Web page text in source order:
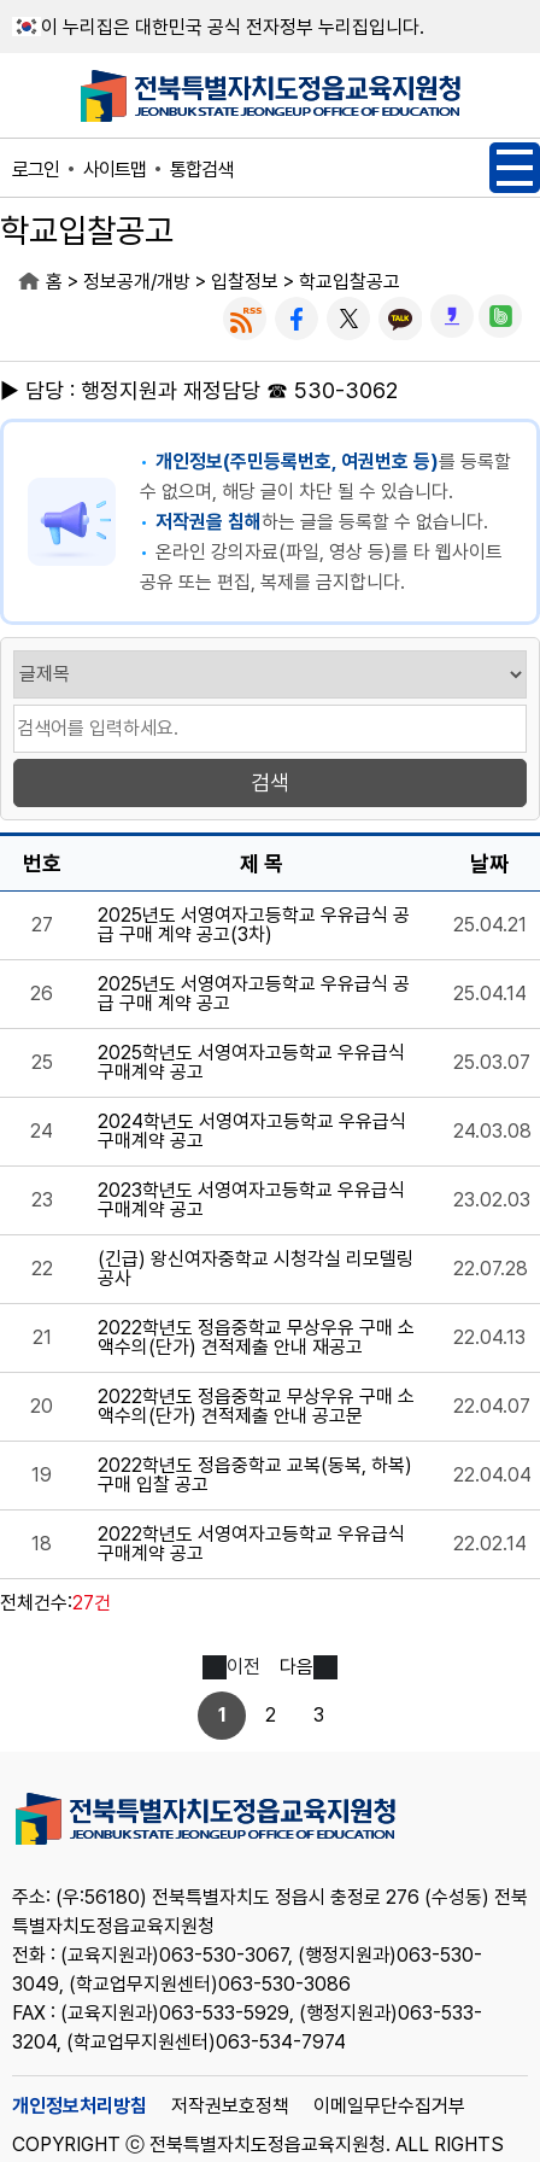
이 누리집은 대한민국 공식 전자정부 누리집입니다.
로그인 사이트맵 통합검색
학교입찰공고
홈 > 정보공개/개방 > 입찰정보 > 학교입찰공고
▶ 담당 : 행정지원과 재정담당 ☎ 530-3062
개인정보(주민등록번호, 여권번호 등)를 등록할
수 없으며, 해당 글이 차단 될 수 있습니다.
저작권을 침해하는 글을 등록할 수 없습니다.
온라인 강의자료(파일, 영상 등)를 타 웹사이트
공유 또는 편집, 복제를 금지합니다.
번호 제 목 날짜
27
2025년도 서영여자고등학교 우유급식 공
급 구매 계약 공고(3차)
25.04.21
26
2025년도 서영여자고등학교 우유급식 공
급 구매 계약 공고
25.04.14
25
2025학년도 서영여자고등학교 우유급식
구매계약 공고
25.03.07
24
2024학년도 서영여자고등학교 우유급식
구매계약 공고
24.03.08
23
2023학년도 서영여자고등학교 우유급식
구매계약 공고
23.02.03
22
(긴급) 왕신여자중학교 시청각실 리모델링
공사
22.07.28
21
2022학년도 정읍중학교 무상우유 구매 소
액수의(단가) 견적제출 안내 재공고
22.04.13
20
2022학년도 정읍중학교 무상우유 구매 소
액수의(단가) 견적제출 안내 공고문
22.04.07
19
2022학년도 정읍중학교 교복(동복, 하복)
구매 입찰 공고
22.04.04
18
2022학년도 서영여자고등학교 우유급식
구매계약 공고
22.02.14
전체건수:27건
이전
1 2 3
다음
주소: (우:56180) 전북특별자치도 정읍시 충정로 276 (수성동) 전북
특별자치도정읍교육지원청
전화 : (교육지원과)063-530-3067, (행정지원과)063-530-
3049, (학교업무지원센터)063-530-3086
FAX : (교육지원과)063-533-5929, (행정지원과)063-533-
3204, (학교업무지원센터)063-534-7974
개인정보처리방침 저작권보호정책
이메일무단수집거부
COPYRIGHT ⓒ 전북특별자치도정읍교육지원청. ALL RIGHTS